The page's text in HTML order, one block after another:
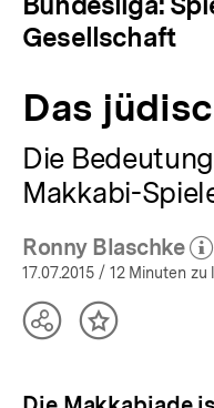
Gesellschaft
Gesellschaft
Das
Die
Makkabi-
Ronny Blaschke
(Mehr
17.07.2015 / 12 Minuten zu
TeilenInhalt